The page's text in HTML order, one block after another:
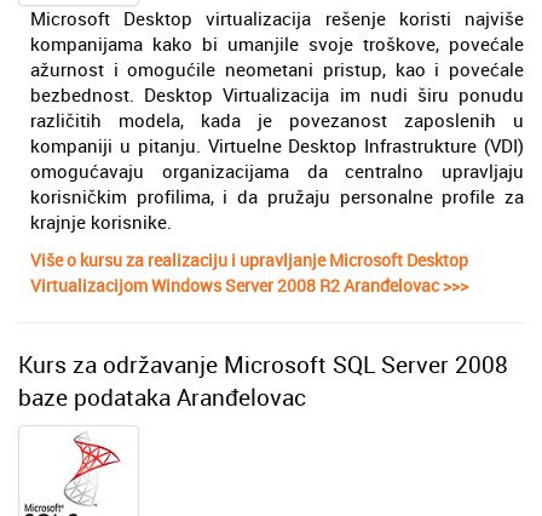
Microsoft Desktop virtualizacija rešenje koristi najviše
kompanijama kako bi umanjile svoje troškove, povećale
ažurnost i omogućile neometani pristup, kao i povećale
bezbednost. Desktop Virtualizacija im nudi širu ponudu
različitih modela, kada je povezanost zaposlenih u
kompaniji u pitanju. Virtuelne Desktop Infrastrukture (VDI)
omogućavaju organizacijama da centralno upravljaju
korisničkim profilima, i da pružaju personalne profile za
krajnje korisnike.
Više o kursu za realizaciju i upravljanje Microsoft Desktop
Virtualizacijom Windows Server 2008 R2 Aranđelovac >>>
Kurs za održavanje Microsoft SQL Server 2008
baze podataka Aranđelovac